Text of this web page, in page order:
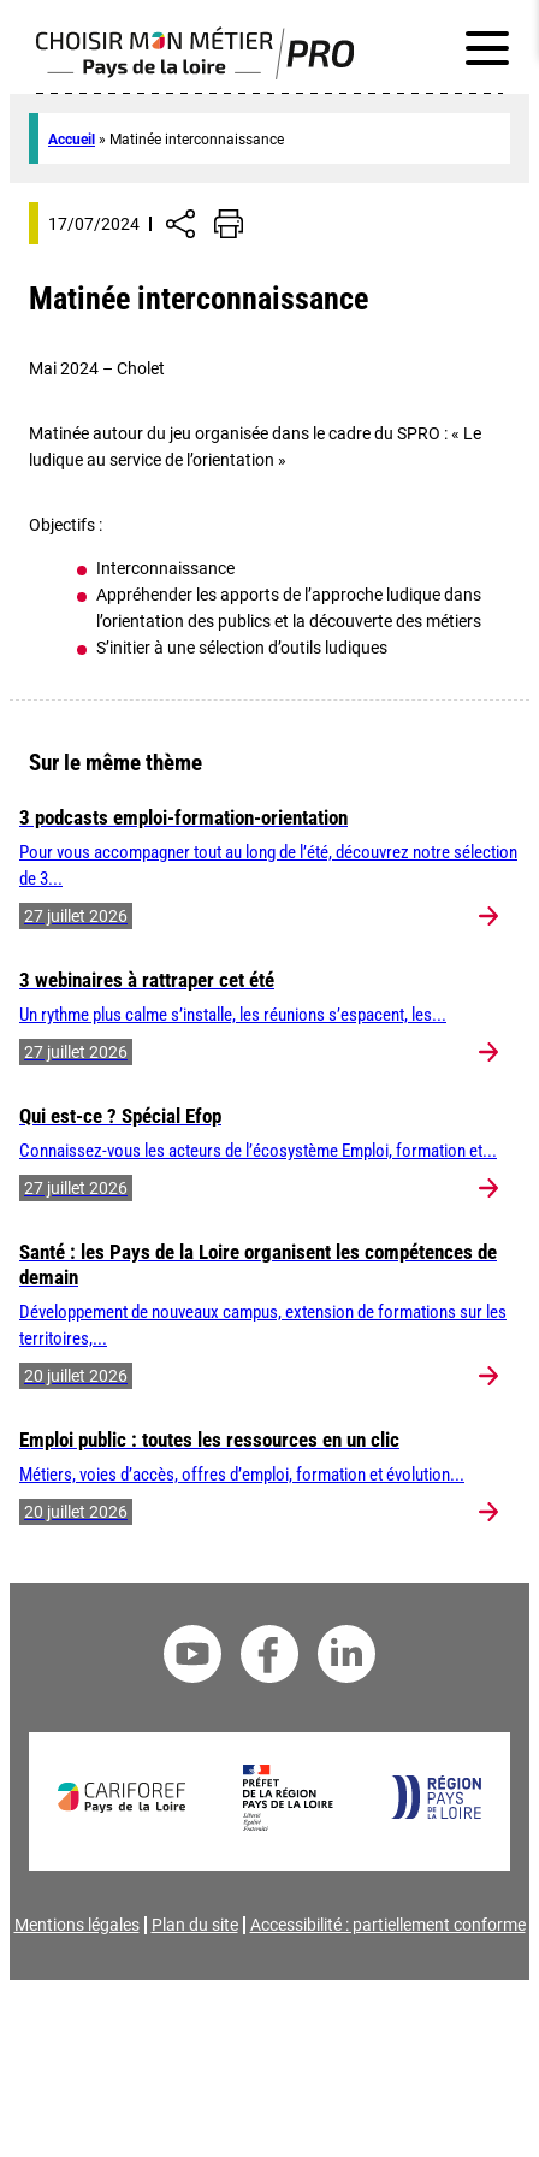
Accueil » Matinée interconnaissance
17/07/2024
Matinée interconnaissance
Mai 2024 – Cholet
Matinée autour du jeu organisée dans le cadre du SPRO : « Le
ludique au service de l’orientation »
Objectifs :
Interconnaissance
Appréhender les apports de l’approche ludique dans
l’orientation des publics et la découverte des métiers
S’initier à une sélection d’outils ludiques
Sur le même thème
3 podcasts emploi-formation-orientation
Pour vous accompagner tout au long de l’été, découvrez notre sélection
de 3...
27 juillet 2026
3 webinaires à rattraper cet été
Un rythme plus calme s’installe, les réunions s’espacent, les...
27 juillet 2026
Qui est-ce ? Spécial Efop
Connaissez-vous les acteurs de l’écosystème Emploi, formation et...
27 juillet 2026
Santé : les Pays de la Loire organisent les compétences de
demain
Développement de nouveaux campus, extension de formations sur les
territoires,...
20 juillet 2026
Emploi public : toutes les ressources en un clic
Métiers, voies d’accès, offres d’emploi, formation et évolution...
20 juillet 2026
Mentions légales Plan du site Accessibilité : partiellement conforme